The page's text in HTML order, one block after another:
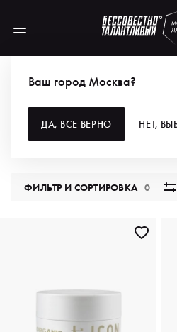
Ваш город Москва?
ДА, ВСЕ ВЕРНО НЕТ,
ФИЛЬТР И СОРТИРОВКА0